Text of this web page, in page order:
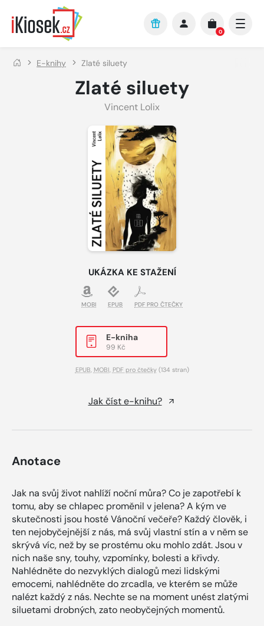
Přejít na hlavní obsah
0
E-knihy Zlaté siluety
Zlaté siluety
Vincent Lolix
UKÁZKA KE STAŽENÍ
MOBI EPUB PDF PRO ČTEČKY
E-kniha
99 Kč
EPUB MOBI PDF pro čtečky(134 stran)
Jak číst e-knihu?
Anotace
Jak na svůj život nahlíží noční můra? Co je zapotřebí k
tomu, aby se chlapec proměnil v jelena? A kým ve
skutečnosti jsou hosté Vánoční večeře? Každý člověk, i
ten nejobyčejnější z nás, má svůj vlastní stín a v něm se
skrývá víc, než by se prostému oku mohlo zdát. Jsou v
nich naše sny, touhy, vzpomínky, bolesti a křivdy.
Nahlédněte do nezvyklých dialogů mezi lidskými
emocemi, nahlédněte do zrcadla, ve kterém se může
nalézt každý z nás. Nechte se na moment unést zlatými
siluetami drobných, zato neobyčejných momentů.